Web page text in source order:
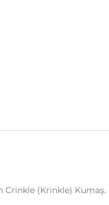
Crinkle (Krinkle) Kumaş.